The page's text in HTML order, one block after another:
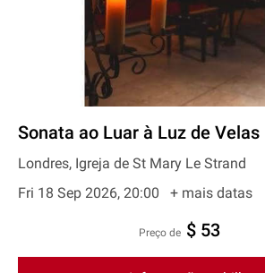
Sonata ao Luar à Luz de Velas
Londres, Igreja de St Mary Le Strand
Fri 18 Sep 2026, 20:00
+ mais datas
preço de $ 53